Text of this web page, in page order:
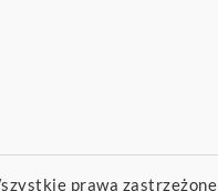
prawa zastrzeżone